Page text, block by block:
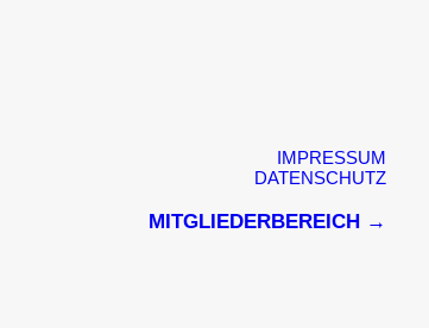
IMPRESSUM
DATENSCHUTZ
MITGLIEDERBEREICH →